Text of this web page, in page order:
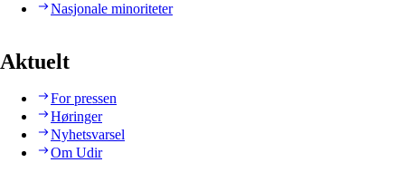
Nasjonale minoriteter
Aktuelt
For pressen
Høringer
Nyhetsvarsel
Om Udir